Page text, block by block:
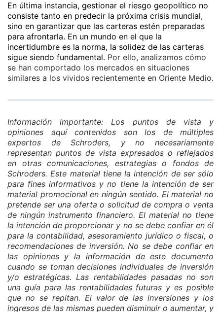
En última instancia, gestionar el riesgo geopolítico no
consiste tanto en predecir la próxima crisis mundial,
sino en garantizar que las carteras estén preparadas
para afrontarla. En un mundo en el que la
incertidumbre es la norma, la solidez de las carteras
sigue siendo fundamental. Por ello, analizamos cómo
se han comportado los mercados en situaciones
similares a los vividos recientemente en Oriente Medio.
Información importante: Los puntos de vista y
opiniones aquí contenidos son los de múltiples
expertos de Schroders, y no necesariamente
representan puntos de vista expresados o reflejados
en otras comunicaciones, estrategias o fondos de
Schroders. Este material tiene la intención de ser sólo
para fines informativos y no tiene la intención de ser
material promocional en ningún sentido. El material no
pretende ser una oferta o solicitud de compra o venta
de ningún instrumento financiero. El material no tiene
la intención de proporcionar y no se debe confiar en él
para la contabilidad, asesoramiento jurídico o fiscal, o
recomendaciones de inversión. No se debe confiar en
las opiniones y la información de este documento
cuando se toman decisiones individuales de inversión
y/o estratégicas. Las rentabilidades pasadas no son
una guía para las rentabilidades futuras y es posible
que no se repitan. El valor de las inversiones y los
ingresos de las mismas pueden disminuir o aumentar, y